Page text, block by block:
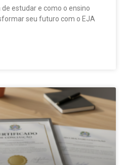
estudar e como o ensino
seu futuro com o EJA